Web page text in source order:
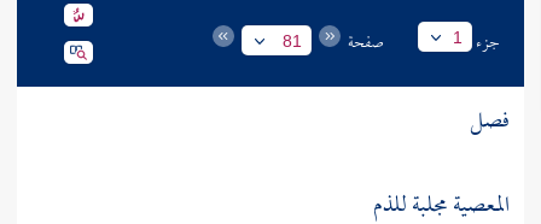
جزء 1 صفحة 81
فصل
المعصية مجلبة للذم